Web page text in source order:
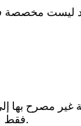
ليست مخصصة
مصرح بها إلى
فقط على الاطلاع على المعلومات ذات الصلة بدورهم الوظيفي أو وضعهم، بينما تحمي آليات الدفاع الأمنية القوية الشركات من الاختراق الخارجي.